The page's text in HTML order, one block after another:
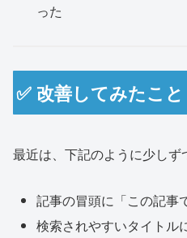
った
✅ 改善してみたこと
最近は、下記のように少しず
記事の冒頭に「この記事
検索されやすいタイトル